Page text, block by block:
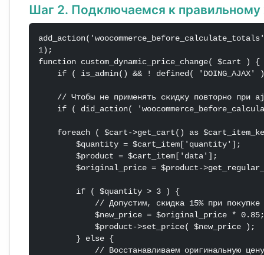
Шаг 2. Подключаемся к правильному
1);
function custom_dynamic_price_change( $cart ) {